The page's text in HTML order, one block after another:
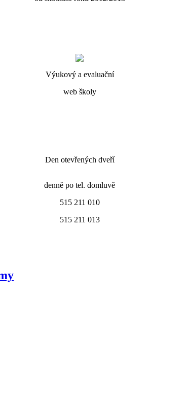
Výukový a evaluační
web školy
Den otevřených dveří
denně po tel. domluvě
515 211 010
515 211 013